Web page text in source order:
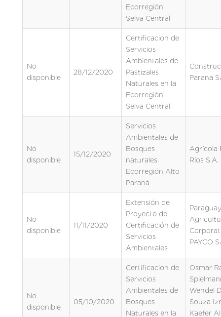
Ecorregión
Selva Central
No
disponible
28/12/2020
Certificacion de
Servicios
Ambientales de
Pastizales
Naturales en la
Ecorregión
Selva Central
Parana
No
disponible
15/12/2020
Servicios
Ambientales de
Bosques
naturales .
Ecorregión Alto
Paraná
Agrícola
Ríos S.A.
No
disponible
11/11/2020
Extensión de
Proyecto de
Certificación de
Servicios
Ambientales
Paraguay
PAYCO
No
disponible
05/10/2020
Certificacion de
Servicios
Ambientales de
Bosques
Naturales en la
Osmar
Wendel
Souza
Kaefer